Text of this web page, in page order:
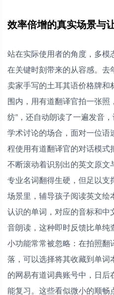
效率倍增的真实场景与
站在实际使用者的角度，多模
在关键时刻带来的从容感。去
卖家手写的土耳其语价格牌
围内，用有道翻译官拍一张照
纺”，还自动朗读了一遍发音
学术讨论的场合，面对一位
程使用有道翻译官的对话模
不断滚动着识别出的英文原
专业名词翻得生硬，但足以
场景里，辅导孩子阅读英文
认识的单词，对应的音标和
音朗读，这种即时反馈比单
小功能常常被忽略：在拍照
落，可以选择将其收藏到单
的网易有道词典账号中，日
能复习。这些看似微小的顺